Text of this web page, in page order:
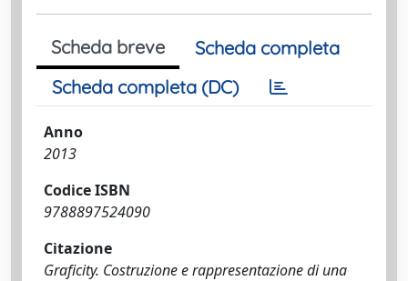
Scheda breve
Scheda completa
Scheda completa (DC)
Anno
2013
Codice ISBN
9788897524090
Citazione
Graficity. Costruzione e rappresentazione di una